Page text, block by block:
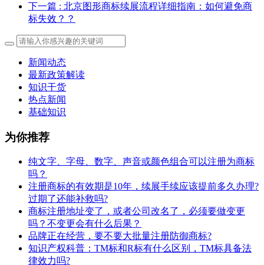
下一篇 : 北京图形商标续展流程详细指南：如何避免商
标失效？？
新闻动态
最新政策解读
知识干货
热点新闻
基础知识
为你推荐
纯文字、字母、数字、声音或颜色组合可以注册为商标
吗？
注册商标的有效期是10年，续展手续应该提前多久办理?
过期了还能补救吗?
商标注册地址变了，或者公司改名了，必须要做变更
吗？不变更会有什么后果？
​品牌正在经营，要不要大批量注册防御商标?
知识产权科普：TM标和R标有什么区别，TM标具备法
律效力吗?